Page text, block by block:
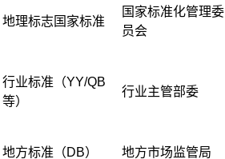
地理标志国家标准
国家标准化管理委
员会
行业标准（YY/QB
等）
行业主管部委
地方标准（DB） 地方市场监管局